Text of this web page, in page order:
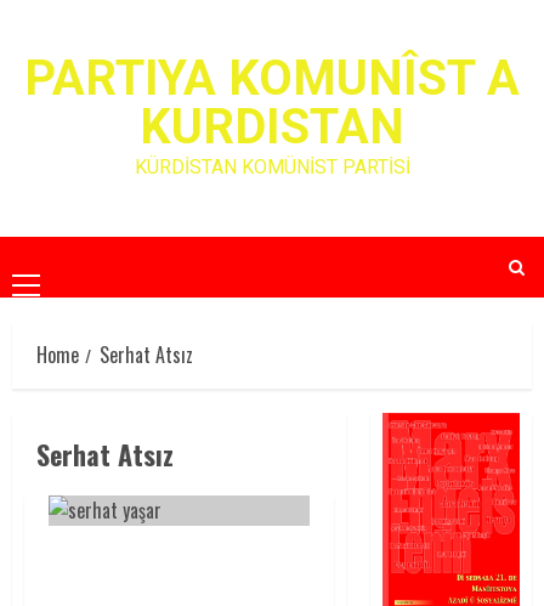
contentPARTIYA KOMUNÎST A
KURDISTAN
KÜRDİSTAN KOMÜNİST PARTİSİ
Primary
Menu
Home
Serhat Atsız
Serhat Atsız